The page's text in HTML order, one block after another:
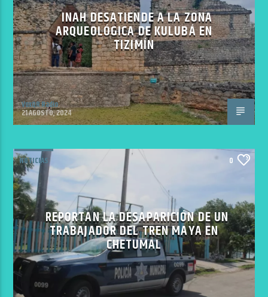
INAH DESATIENDE A LA ZONA
ARQUEOLÓGICA DE KULUBÁ EN
TIZIMÍN
VoxQR Radio
21 AGOSTO, 2024
NOTICIAS 0
REPORTAN LA DESAPARICIÓN DE UN
TRABAJADOR DEL TREN MAYA EN
CHETUMAL